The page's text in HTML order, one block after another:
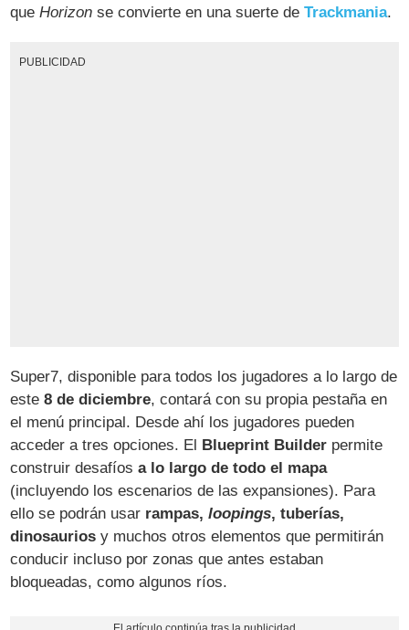
queHorizon se convierte en una suerte deTrackmania.
PUBLICIDAD
Super7, disponible para todos los jugadores a lo largo de
este8 de diciembre, contará con su propia pestaña en
el menú principal. Desde ahí los jugadores pueden
acceder a tres opciones. El Blueprint Builder permite
construir desafíosa lo largo de todo el mapa
(incluyendo los escenarios de las expansiones). Para
ello se podrán usar rampas,loopings, tuberías,
dinosaurios y muchos otros elementos que permitirán
conducir incluso por zonas que antes estaban
bloqueadas, como algunos ríos.